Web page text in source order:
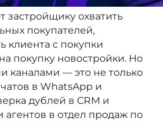
застройщику охватить
покупателей,
клиента с покупки
покупку новостройки. Но
каналами — это не только
в WhatsApp и
дублей в CRM и
агентов в отдел продаж по